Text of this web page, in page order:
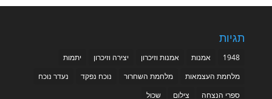
תגיות
1948 אמנות אמנות וזיכרון יצירה וזיכרון
יתמות
מלחמת העצמאות
מלחמת השחרור נוכח נפקד
נעדר נוכח
ספרי הנצחה
צילום שכול